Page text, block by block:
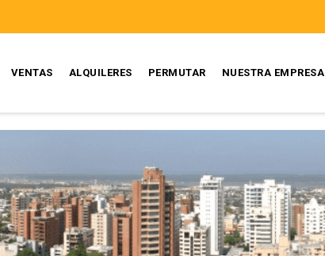
VENTAS ALQUILERES PERMUTAR NUESTRA EMPRESA